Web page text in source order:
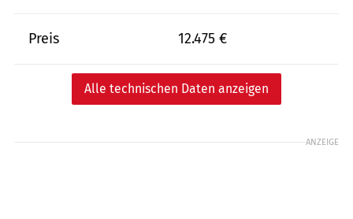
Preis 12.475 €
Alle technischen Daten anzeigen
ANZEIGE